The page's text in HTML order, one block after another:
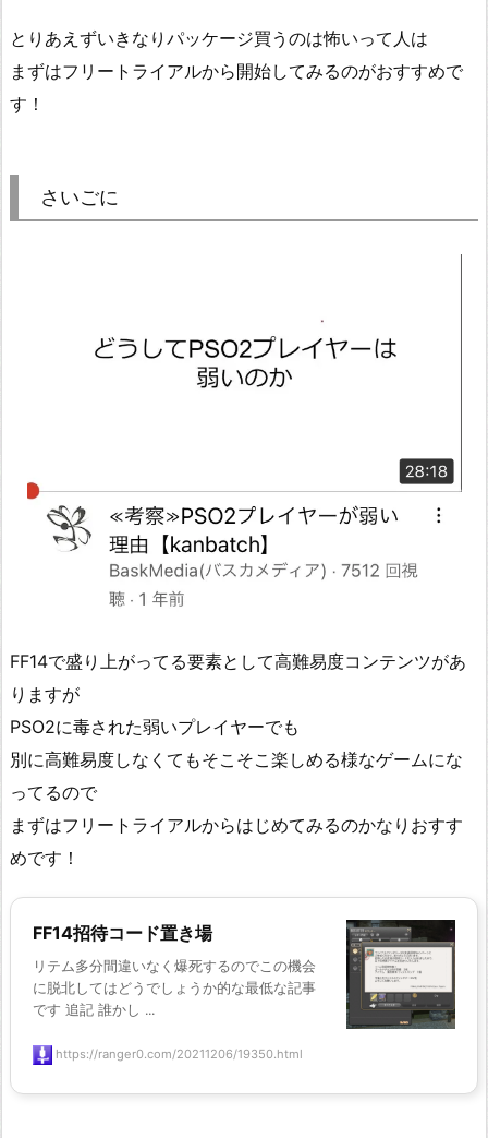
とりあえずいきなりパッケージ買うのは怖いって人は
まずはフリートライアルから開始してみるのがおすすめで
す！
さいごに
FF14で盛り上がってる要素として高難易度コンテンツがあ
りますが
PSO2に毒された弱いプレイヤーでも
別に高難易度しなくてもそこそこ楽しめる様なゲームにな
ってるので
まずはフリートライアルからはじめてみるのかなりおすす
めです！
FF14招待コード置き場
リテム多分間違いなく爆死するのでこの機会
に脱北してはどうでしょうか的な最低な記事
です 追記 誰かし ...
https://ranger0.com/20211206/19350.html